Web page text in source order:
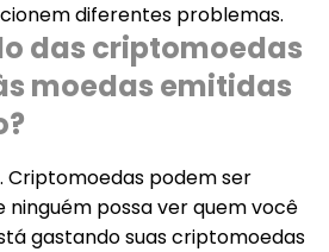
diferentes problemas.
das criptomoedas
moedas emitidas
. Criptomoedas podem ser
ninguém possa ver quem você
gastando suas criptomoedas